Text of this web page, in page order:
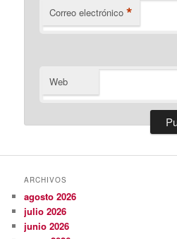
Correo electrónico *
Web
ARCHIVOS
agosto 2026
julio 2026
junio 2026